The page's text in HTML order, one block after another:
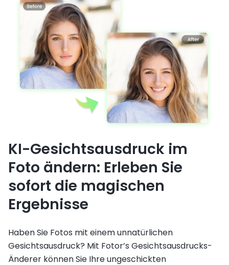
KI-Gesichtsausdruck im
Foto ändern: Erleben Sie
sofort die magischen
Ergebnisse
Haben Sie Fotos mit einem unnatürlichen
Gesichtsausdruck? Mit Fotor’s Gesichtsausdrucks-
Änderer können Sie Ihre ungeschickten